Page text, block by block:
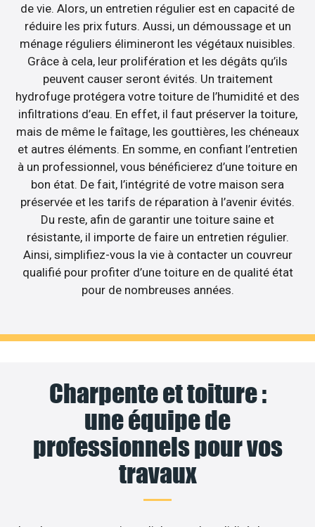
de vie. Alors, un entretien régulier est en capacité de
réduire les prix futurs. Aussi, un démoussage et un
ménage réguliers élimineront les végétaux nuisibles.
Grâce à cela, leur prolifération et les dégâts qu’ils
peuvent causer seront évités. Un traitement
hydrofuge protégera votre toiture de l’humidité et des
infiltrations d’eau. En effet, il faut préserver la toiture,
mais de même le faîtage, les gouttières, les chéneaux
et autres éléments. En somme, en confiant l’entretien
à un professionnel, vous bénéficierez d’une toiture en
bon état. De fait, l’intégrité de votre maison sera
préservée et les tarifs de réparation à l’avenir évités.
Du reste, afin de garantir une toiture saine et
résistante, il importe de faire un entretien régulier.
Ainsi, simplifiez-vous la vie à contacter un couvreur
qualifié pour profiter d’une toiture en de qualité état
pour de nombreuses années.
Charpente et toiture :
une équipe de
professionnels pour vos
travaux